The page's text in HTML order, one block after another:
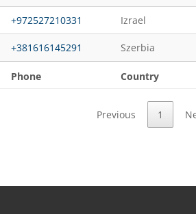
+972527210331 Izrael
+381616145291 Szerbia
Phone Country
Previous 1